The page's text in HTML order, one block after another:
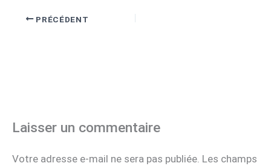
PRÉCÉDENT
Laisser un commentaire
Votre adresse e-mail ne sera pas publiée. Les champs